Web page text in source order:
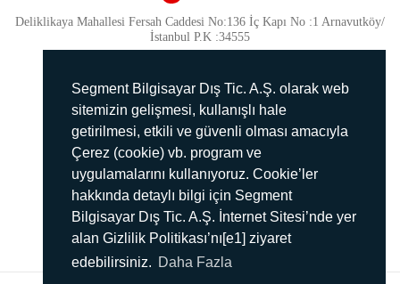
Segment Bilgisayar Dış Tic. A.Ş. olarak web
sitemizin gelişmesi, kullanışlı hale
getirilmesi, etkili ve güvenli olması amacıyla
Çerez (cookie) vb. program ve
uygulamalarını kullanıyoruz. Cookie’ler
hakkında detaylı bilgi için Segment
Bilgisayar Dış Tic. A.Ş. İnternet Sitesi’nde yer
alan Gizlilik Politikası’nı[e1] ziyaret
edebilirsiniz. Daha Fazla
Deliklikaya Mahallesi Fersah Caddesi No:136 İç Kapı No :1 Arnavutköy/
İstanbul P.K :34555
Güvenlik
KVKK Politikamız
Gizlilik Politikamız
Aydınlatma Metni
İmha Politikası
444 78 99
info@segment.com.tr